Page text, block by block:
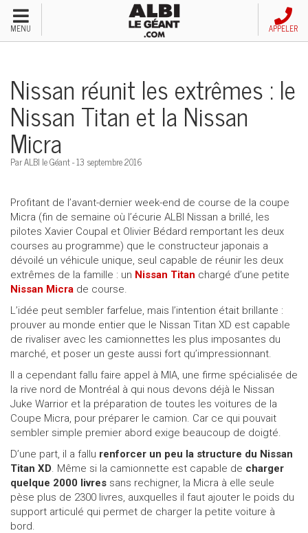
Menu
Véhicules d'occasion
Financement automobile
Service après-vente
Emploi et carrières
Concessions
Appeler nous maintenant!
Appeler nous maintenant!
1 855 771-2524
MENU APPELER
Nissan réunit les extrêmes : le
Nissan Titan et la Nissan
Micra
Par ALBI le Géant - 13 septembre 2016
Profitant de l’avant-dernier week-end de course de la coupe
Micra (fin de semaine où l’écurie ALBI Nissan a brillé, les
pilotes Xavier Coupal et Olivier Bédard remportant les deux
courses au programme) que le constructeur japonais a
dévoilé un véhicule unique, seul capable de réunir les deux
extrêmes de la famille : un Nissan Titan chargé d’une petite
Nissan Micra de course.
L’idée peut sembler farfelue, mais l’intention était brillante :
prouver au monde entier que le Nissan Titan XD est capable
de rivaliser avec les camionnettes les plus imposantes du
marché, et poser un geste aussi fort qu’impressionnant.
Il a cependant fallu faire appel à MIA, une firme spécialisée de
la rive nord de Montréal à qui nous devons déjà le Nissan
Juke Warrior et la préparation de toutes les voitures de la
Coupe Micra, pour préparer le camion. Car ce qui pouvait
sembler simple premier abord exige beaucoup de doigté.
D’une part, il a fallu renforcer un peu la structure du Nissan
Titan XD. Même si la camionnette est capable de charger
quelque 2000 livres sans rechigner, la Micra à elle seule
pèse plus de 2300 livres, auxquelles il faut ajouter le poids du
support articulé qui permet de charger la petite voiture à
bord.